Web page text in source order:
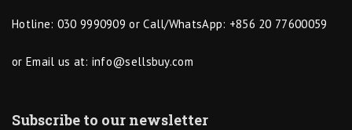
Hotline: 030 9990909 or Call/WhatsApp: +856 20 77600059
or Email us at: info@sellsbuy.com
Subscribe to our newsletter